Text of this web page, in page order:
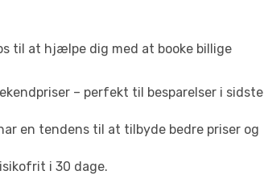
til at hjælpe dig med at booke billige
– perfekt til besparelser i sidste
en tendens til at tilbyde bedre priser og
i 30 dage.